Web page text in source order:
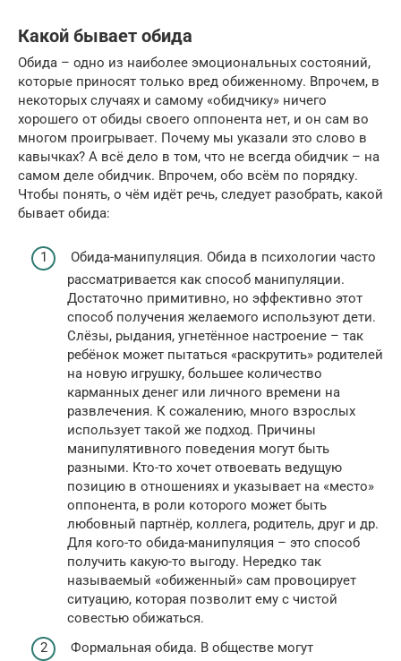
Какой бывает обида
Обида – одно из наиболее эмоциональных состояний,
которые приносят только вред обиженному. Впрочем, в
некоторых случаях и самому «обидчику» ничего
хорошего от обиды своего оппонента нет, и он сам во
многом проигрывает. Почему мы указали это слово в
кавычках? А всё дело в том, что не всегда обидчик – на
самом деле обидчик. Впрочем, обо всём по порядку.
Чтобы понять, о чём идёт речь, следует разобрать, какой
бывает обида:
Обида-манипуляция. Обида в психологии часто
рассматривается как способ манипуляции.
Достаточно примитивно, но эффективно этот
способ получения желаемого используют дети.
Слёзы, рыдания, угнетённое настроение – так
ребёнок может пытаться «раскрутить» родителей
на новую игрушку, большее количество
карманных денег или личного времени на
развлечения. К сожалению, много взрослых
использует такой же подход. Причины
манипулятивного поведения могут быть
разными. Кто-то хочет отвоевать ведущую
позицию в отношениях и указывает на «место»
оппонента, в роли которого может быть
любовный партнёр, коллега, родитель, друг и др.
Для кого-то обида-манипуляция – это способ
получить какую-то выгоду. Нередко так
называемый «обиженный» сам провоцирует
ситуацию, которая позволит ему с чистой
совестью обижаться.
Формальная обида. В обществе могут